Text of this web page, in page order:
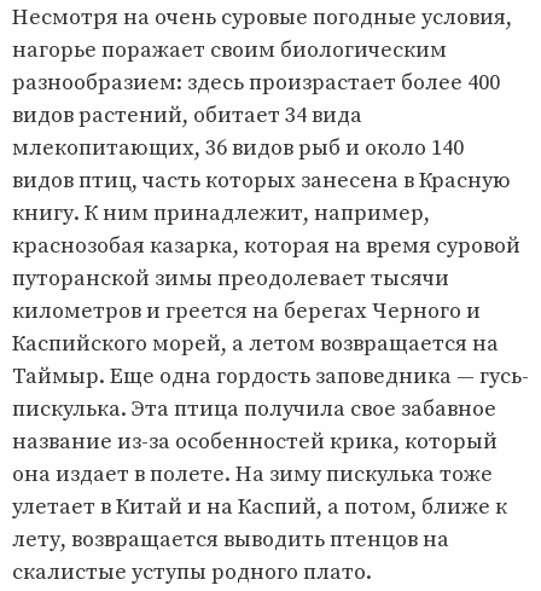
Несмотря на очень суровые погодные условия,
нагорье поражает своим биологическим
разнообразием: здесь произрастает более 400
видов растений, обитает 34 вида
млекопитающих, 36 видов рыб и около 140
видов птиц, часть которых занесена в Красную
книгу. К ним принадлежит, например,
краснозобая казарка, которая на время суровой
путоранской зимы преодолевает тысячи
километров и греется на берегах Черного и
Каспийского морей, а летом возвращается на
Таймыр. Еще одна гордость заповедника — гусь-
пискулька. Эта птица получила свое забавное
название из-за особенностей крика, который
она издает в полете. На зиму пискулька тоже
улетает в Китай и на Каспий, а потом, ближе к
лету, возвращается выводить птенцов на
скалистые уступы родного плато.